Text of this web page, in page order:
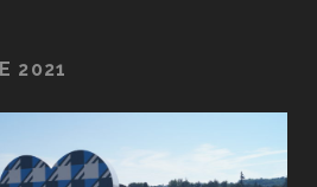
2021